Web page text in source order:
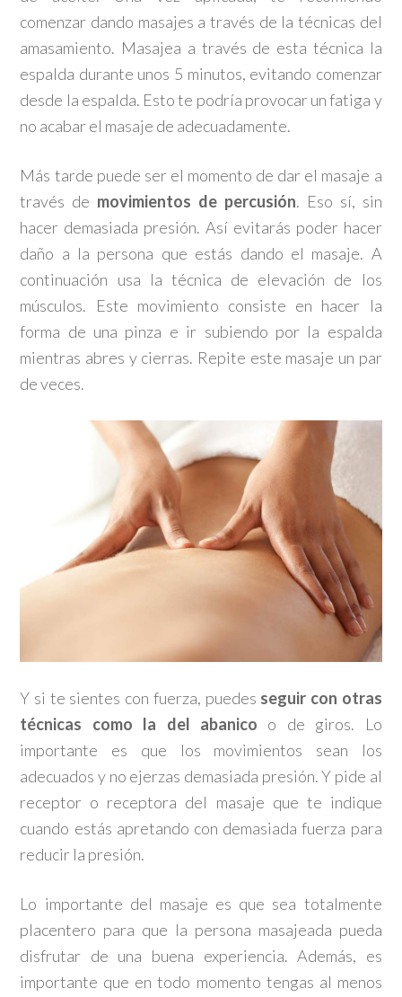
comenzar dando masajes a través de la técnicas del
amasamiento. Masajea a través de esta técnica la
espalda durante unos 5 minutos, evitando comenzar
desde la espalda. Esto te podría provocar un fatiga y
no acabar el masaje de adecuadamente.
Más tarde puede ser el momento de dar el masaje a
través de movimientos de percusión. Eso sí, sin
hacer demasiada presión. Así evitarás poder hacer
daño a la persona que estás dando el masaje. A
continuación usa la técnica de elevación de los
músculos. Este movimiento consiste en hacer la
forma de una pinza e ir subiendo por la espalda
mientras abres y cierras. Repite este masaje un par
de veces.
Y si te sientes con fuerza, puedes seguir con otras
técnicas como la del abanico o de giros. Lo
importante es que los movimientos sean los
adecuados y no ejerzas demasiada presión. Y pide al
receptor o receptora del masaje que te indique
cuando estás apretando con demasiada fuerza para
reducir la presión.
Lo importante del masaje es que sea totalmente
placentero para que la persona masajeada pueda
disfrutar de una buena experiencia. Además, es
importante que en todo momento tengas al menos